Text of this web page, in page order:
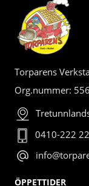
Torparens
Org.nummer:
0410-222 22
ÖPPETTIDER